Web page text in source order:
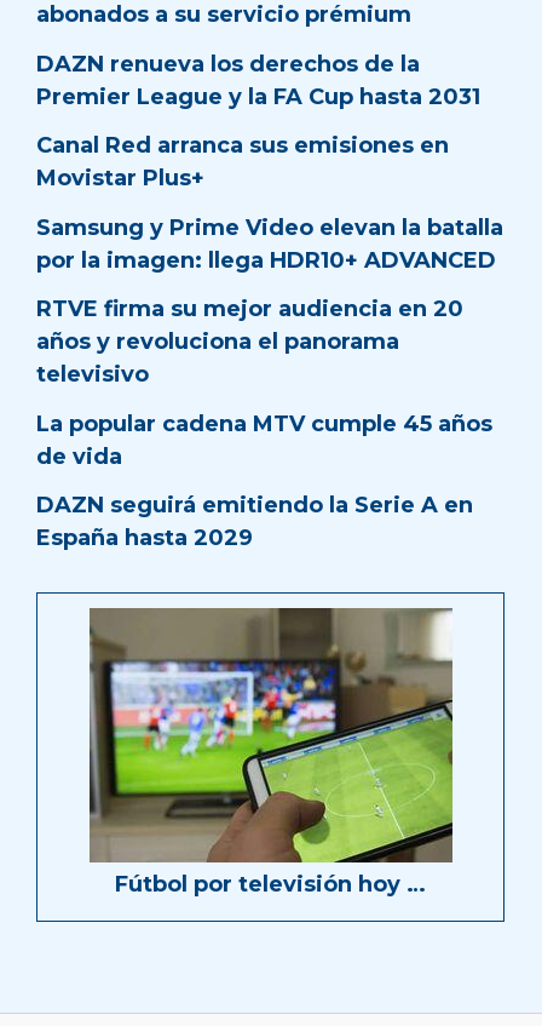
abonados a su servicio prémium
DAZN renueva los derechos de la
Premier League y la FA Cup hasta 2031
Canal Red arranca sus emisiones en
Movistar Plus+
Samsung y Prime Video elevan la batalla
por la imagen: llega HDR10+ ADVANCED
RTVE firma su mejor audiencia en 20
años y revoluciona el panorama
televisivo
La popular cadena MTV cumple 45 años
de vida
DAZN seguirá emitiendo la Serie A en
España hasta 2029
Fútbol por televisión hoy …